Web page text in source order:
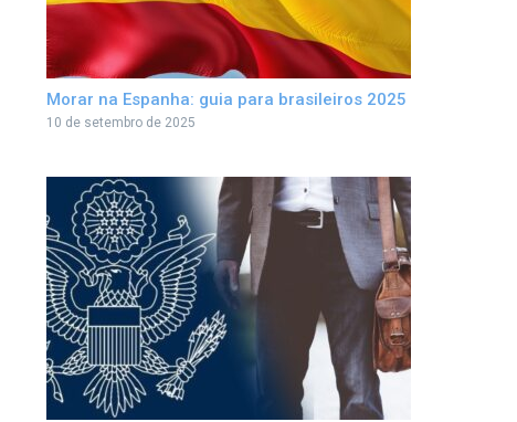
Morar na Espanha: guia para brasileiros 2025
10 de setembro de 2025